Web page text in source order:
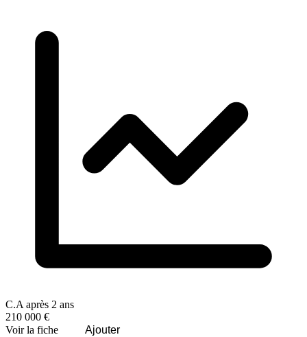
C.A après 2 ans
210 000 €
Voir la fiche
Ajouter